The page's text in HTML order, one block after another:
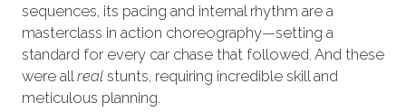
sequences, its pacing and internal rhythm are a
masterclass in action choreography—setting a
standard for every car chase that followed. And these
were all realstunts, requiring incredible skill and
meticulous planning.